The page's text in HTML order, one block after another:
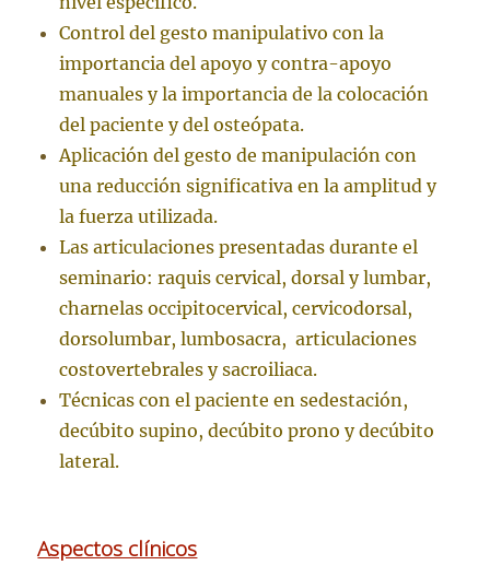
Control del gesto manipulativo con la
importancia del apoyo y contra-apoyo
manuales y la importancia de la colocación
del paciente y del osteópata.
Aplicación del gesto de manipulación con
una reducción significativa en la amplitud y
la fuerza utilizada.
Las articulaciones presentadas durante el
seminario: raquis cervical, dorsal y lumbar,
charnelas occipitocervical, cervicodorsal,
dorsolumbar, lumbosacra, articulaciones
costovertebrales y sacroiliaca.
Técnicas con el paciente en sedestación,
decúbito supino, decúbito prono y decúbito
lateral.
Aspectos clínicos